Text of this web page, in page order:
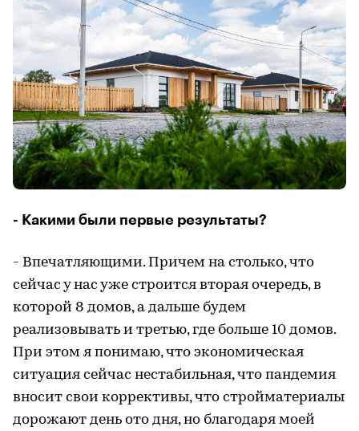
- Какими были первые результаты?
- Впечатляющими. Причем на столько, что
сейчас у нас уже строится вторая очередь, в
которой 8 домов, а дальше будем
реализовывать и третью, где больше 10 домов.
При этом я понимаю, что экономическая
ситуация сейчас нестабильная, что пандемия
вносит свои коррективы, что стройматериалы
дорожают день ото дня, но благодаря моей